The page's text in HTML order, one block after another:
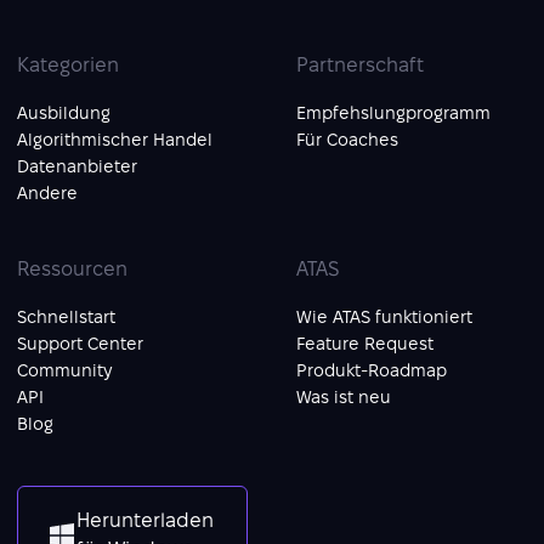
Kategorien
Ausbildung
Algorithmischer Handel
Datenanbieter
Andere
Partnerschaft
Empfehslungprogramm
Für Coaches
Ressourcen
Schnellstart
Support Center
Community
API
Blog
ATAS
Wie ATAS funktioniert
Feature Request
Produkt-Roadmap
Was ist neu
Herunterladen